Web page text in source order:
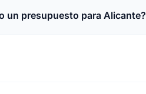
un presupuesto para Alicante?